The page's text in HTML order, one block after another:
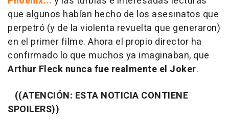
que algunos habían hecho de los asesinatos que
perpetró (y de la violenta revuelta que generaron)
en el primer filme. Ahora el propio director ha
confirmado lo que muchos ya imaginaban, que
Arthur Fleck nunca fue realmente el Joker.
((ATENCIÓN: ESTA NOTICIA CONTIENE
SPOILERS))